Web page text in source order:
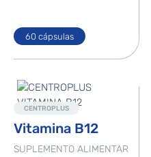
60 cápsulas
Novo
CENTROPLUS
Vitamina B12
SUPLEMENTO ALIMENTAR